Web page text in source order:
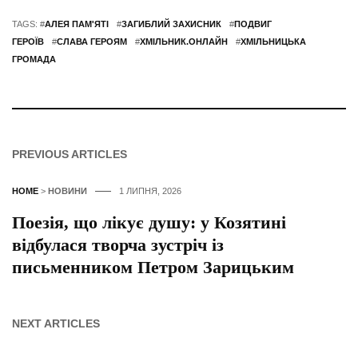
TAGS: #АЛЕЯ ПАМ'ЯТІ #ЗАГИБЛИЙ ЗАХИСНИК #ПОДВИГ
ГЕРОЇВ
#СЛАВА ГЕРОЯМ #ХМІЛЬНИК.ОНЛАЙН #ХМІЛЬНИЦЬКА
ГРОМАДА
PREVIOUS ARTICLES
HOME > НОВИНИ 1 ЛИПНЯ, 2026
Поезія, що лікує душу: у Козятині
відбулася творча зустріч із
письменником Петром Зарицьким
NEXT ARTICLES